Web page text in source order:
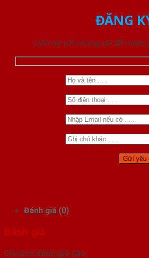
ĐĂNG
Liên hệ với chúng tôi để
Đánh giá (0)
Đánh giá
Chưa có đánh giá nào.